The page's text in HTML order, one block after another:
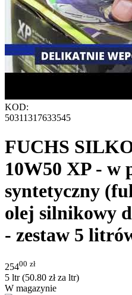
KOD:
50311317633545
FUCHS
10W50 XP - w
syntetyczny
olej silnikowy
- zestaw 5
25400 zł
5 ltr (50.80 złza ltr)
W magazynie